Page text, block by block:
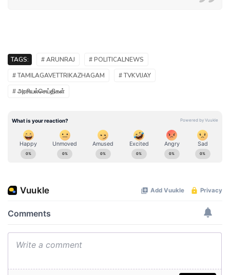
TAGS: # ARUNRAJ
# POLITICALNEWS
# TAMILAGAVETTRIKAZHAGAM
# TVKVIJAY
# அரசியல்செய்திகள்